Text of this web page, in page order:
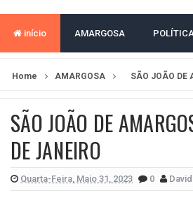
ACM NETO LIDERA EM TODOS
LEVARAM CELULARES: Prefeito e
CONVENÇÃO DO PT MARCA
REDES SOCIAIS REFLETEM
AMARGOSA: CONFUSÃO EM
OUTRO OLHAR SE SOLIDARIZA
início AMARGOSA
Home AMARGOSA SÃO JOÃO DE
SÃO JOÃO DE
DE JANEIRO
Quarta-Feira, Maio 31, 2023 0